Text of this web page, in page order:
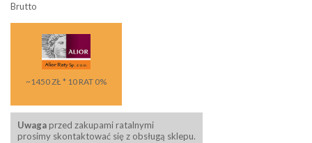
Brutto
~1450 ZŁ * 10 RAT 0%
Uwaga przed zakupami ratalnymi
prosimy skontaktować się z obsługą sklepu.